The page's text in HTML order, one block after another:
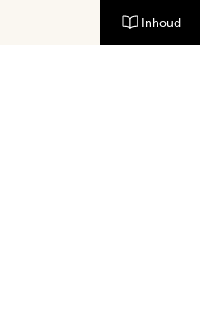
Inhoud